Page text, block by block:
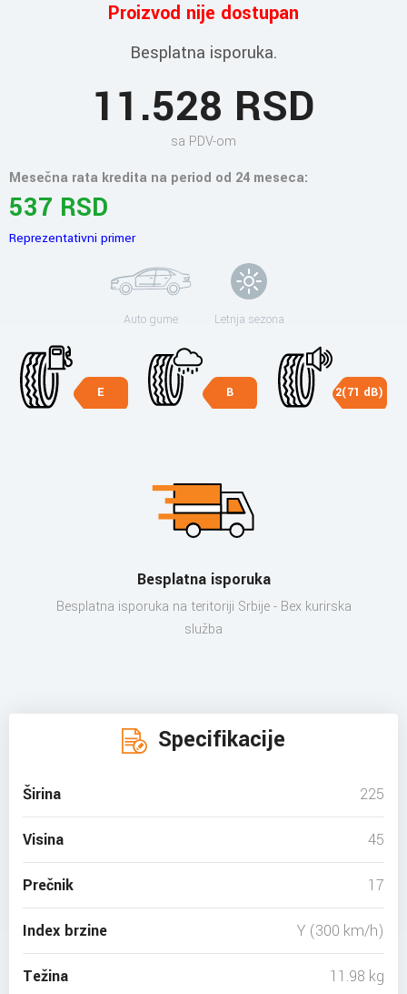
Proizvod nije dostupan
Besplatna isporuka.
11.528 RSD
sa PDV-om
Mesečna rata kredita na period od 24 meseca:
537 RSD
Reprezentativni primer
Auto gume Letnja sezona
E B 2(71 dB)
Besplatna isporuka
Besplatna isporuka na teritoriji Srbije - Bex kurirska
služba
Specifikacije
Širina 225
Visina 45
Prečnik 17
Index brzine Y (300 km/h)
Težina 11.98 kg